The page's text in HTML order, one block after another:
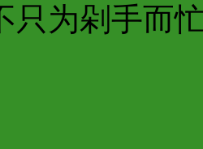
只为剁手而